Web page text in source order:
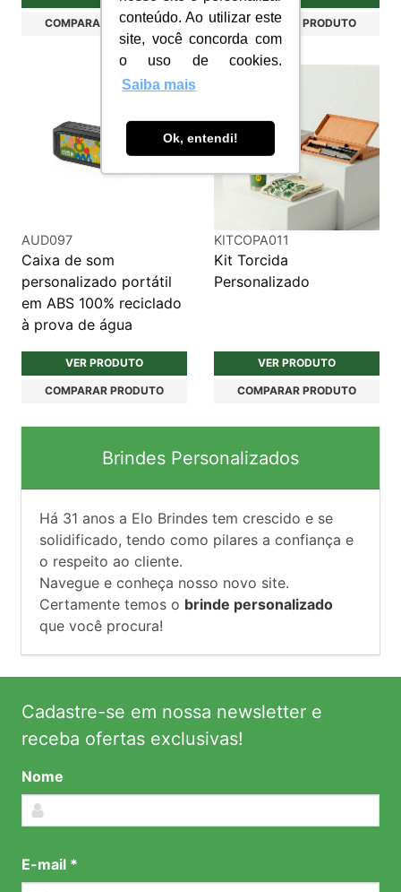
conteúdo. Ao utilizar este
site, você concorda com
o uso de cookies.
Saiba mais
Ok, entendi!
COMPARAR PRODUTO COMPARAR PRODUTO
AUD097
Caixa de som
personalizado portátil
em ABS 100% reciclado
à prova de água
VER PRODUTO
COMPARAR PRODUTO
KITCOPA011
Kit Torcida
Personalizado
VER PRODUTO
COMPARAR PRODUTO
Brindes Personalizados
Há 31 anos a Elo Brindes tem crescido e se
solidificado, tendo como pilares a confiança e
o respeito ao cliente.
Navegue e conheça nosso novo site.
Certamente temos o brinde personalizado
que você procura!
Cadastre-se em nossa newsletter e
receba ofertas exclusivas!
Nome
E-mail *